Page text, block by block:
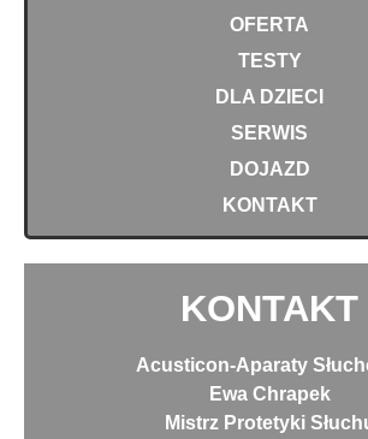
OFERTA
TESTY
DLA DZIECI
SERWIS
DOJAZD
KONTAKT
KONTAKT
Acusticon-Aparaty
Ewa Chrapek
Mistrz Protetyki